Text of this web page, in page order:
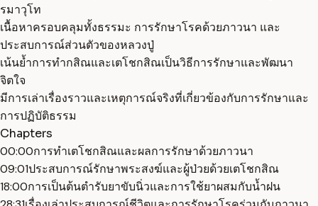
รมาวุโท
เนื้อหาครอบคลุมทั้งธรรมะ การรักษาโรคด้วยภาวนา และ
ประสบการณ์ส่วนตัวของหลวงปู่
เน้นย้ำการทำกสิณและเตโชกสิณเป็นวิธีการรักษาและพัฒนา
จิตใจ
มีการเล่าเรื่องราวและเหตุการณ์จริงที่เกี่ยวข้องกับการรักษาและ
การปฏิบัติธรรม
Chapters
00:00การทำเตโชกสิณและผลการรักษาด้วยภาวนา
09:01ประสบการณ์รักษาพระสงฆ์และผู้ป่วยด้วยเตโชกสิณ
18:00การเป็นต้นตำรับยาขับนิ่วและการใช้ยาผสมกับน้ำฝน